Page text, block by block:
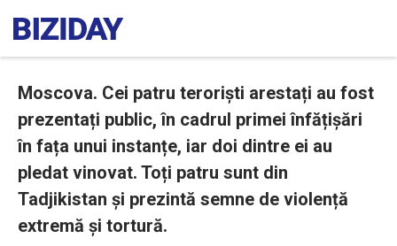
Moscova. Cei patru teroriști arestați au fost
prezentați public, în cadrul primei înfățișări
în fața unui instanțe, iar doi dintre ei au
pledat vinovat. Toți patru sunt din
Tadjikistan și prezintă semne de violență
extremă și tortură.